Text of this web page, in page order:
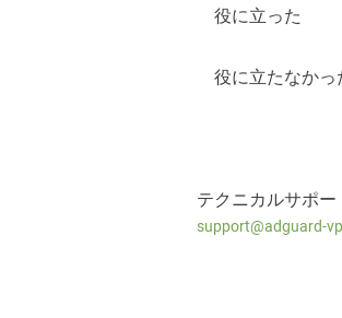
役に立った
役に立たなかっ
テクニカルサポー
support@adguard-